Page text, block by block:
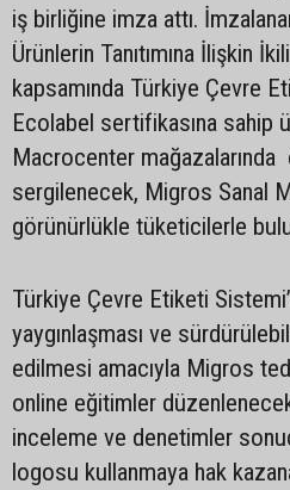
iş birliğine imza attı.
Ürünlerin Tanıtımına İlişkin
kapsamında Türkiye Çevre
Ecolabel sertifikasına sahip
Macrocenter mağazalarında
sergilenecek, Migros Sanal
görünürlükle tüketicilerle
Türkiye Çevre Etiketi
yaygınlaşması ve
edilmesi amacıyla Migros
online eğitimler
inceleme ve denetimler
logosu kullanmaya hak